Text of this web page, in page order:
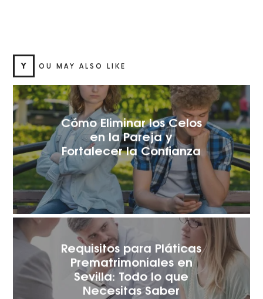
Y OU MAY ALSO LIKE
Cómo Eliminar los Celos
en la Pareja y
Fortalecer la Confianza
Requisitos para Pláticas
Prematrimoniales en
Sevilla: Todo lo que
Necesitas Saber